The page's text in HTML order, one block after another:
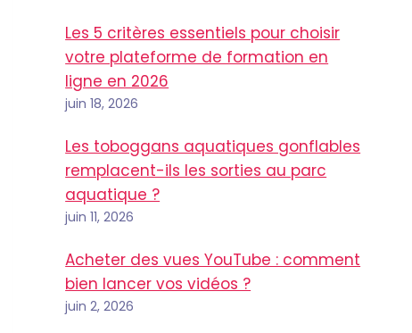
Les 5 critères essentiels pour choisir
votre plateforme de formation en
ligne en 2026
juin 18, 2026
Les toboggans aquatiques gonflables
remplacent-ils les sorties au parc
aquatique ?
juin 11, 2026
Acheter des vues YouTube : comment
bien lancer vos vidéos ?
juin 2, 2026